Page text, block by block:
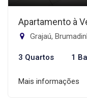
Apartamento à
Grajaú,
3 Quartos 1
Mais informações